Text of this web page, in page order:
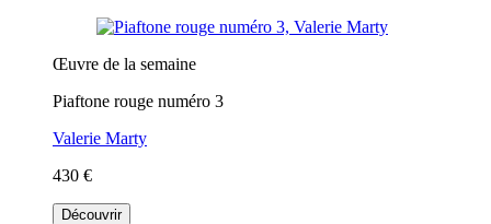
Œuvre de la semaine
Piaftone rouge numéro 3
Valerie Marty
430 €
Découvrir